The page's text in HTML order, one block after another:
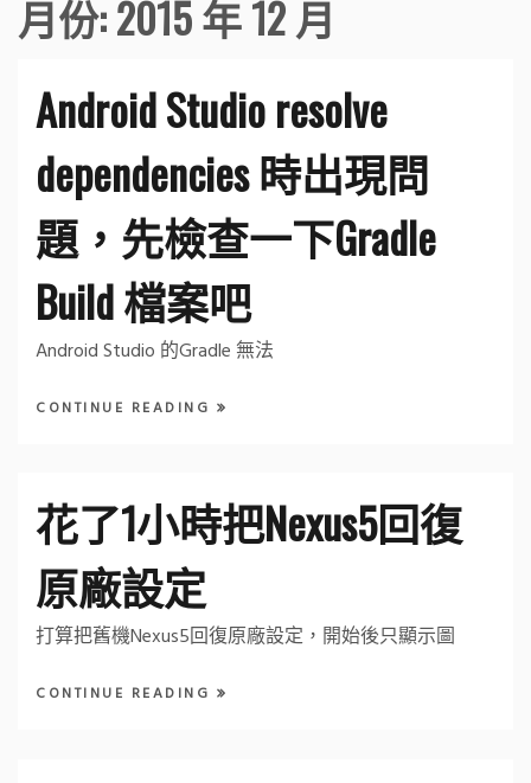
月份:2015 年 12 月
Android Studio resolve
dependencies 時出現問
題，先檢查一下Gradle
Build 檔案吧
Android Studio 的Gradle 無法
CONTINUE READING
花了1小時把Nexus5回復
原廠設定
打算把舊機Nexus5回復原廠設定，開始後只顯示圖
CONTINUE READING